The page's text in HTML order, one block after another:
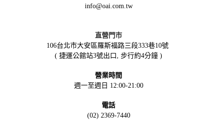
info@oai.com.tw
直營門市
106台北市大安區羅斯福路三段333巷10號
( 捷運公館站3號出口, 步行約4分鐘 )
營業時間
週一至週日 12:00-21:00
電話
(02) 2369-7440